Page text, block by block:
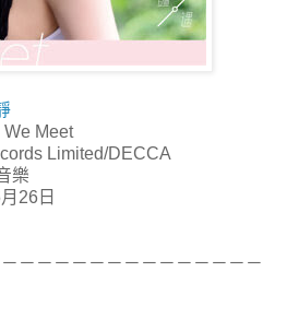
Meet
Limited/DECCA
樂
26日
－－－－－－－－－－－－－－